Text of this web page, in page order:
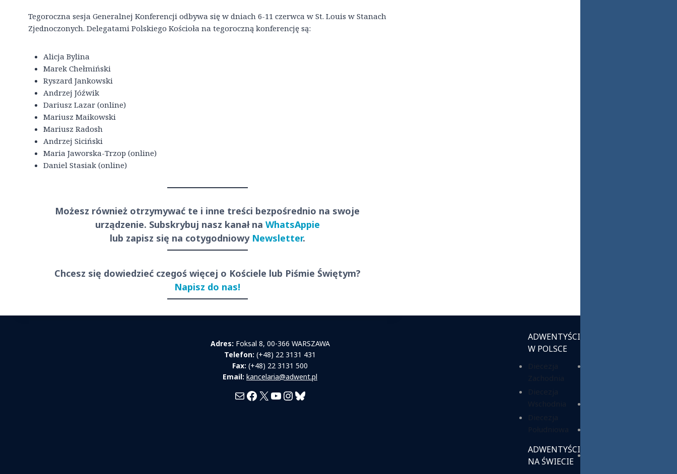
Tegoroczna sesja Generalnej Konferencji odbywa się w dniach 6-11 czerwca w St. Louis w Stanach
Zjednoczonych. Delegatami Polskiego Kościoła na tegoroczną konferencję są:
Alicja Bylina
Marek Chełmiński
Ryszard Jankowski
Andrzej Jóźwik
Dariusz Lazar (online)
Mariusz Maikowski
Mariusz Radosh
Andrzej Siciński
Maria Jaworska-Trzop (online)
Daniel Stasiak (online)
Możesz również otrzymywać te i inne treści bezpośrednio na swoje
urządzenie. Subskrybuj nasz kanał na WhatsAppie
lub zapisz się na cotygodniowy Newsletter.
Chcesz się dowiedzieć czegoś więcej o Kościele lub Piśmie Świętym?
Napisz do nas!
Adres: Foksal 8, 00-366 WARSZAWA
Telefon: (+48) 22 3131 431
Fax: (+48) 22 3131 500
Email: kancelaria@adwent.pl
MailFacebook
X YouTube
Instagram
Bluesky
ADWENTYŚCI
W POLSCE
ADWENTYŚCI
NA ŚWIECIE